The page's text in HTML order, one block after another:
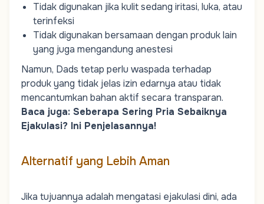
Tidak digunakan jika kulit sedang iritasi, luka, atau
terinfeksi
Tidak digunakan bersamaan dengan produk lain
yang juga mengandung anestesi
Namun, Dads tetap perlu waspada terhadap
produk yang tidak jelas izin edarnya atau tidak
mencantumkan bahan aktif secara transparan.
Baca juga: Seberapa Sering Pria Sebaiknya
Ejakulasi? Ini Penjelasannya!
Alternatif yang Lebih Aman
Jika tujuannya adalah mengatasi ejakulasi dini, ada